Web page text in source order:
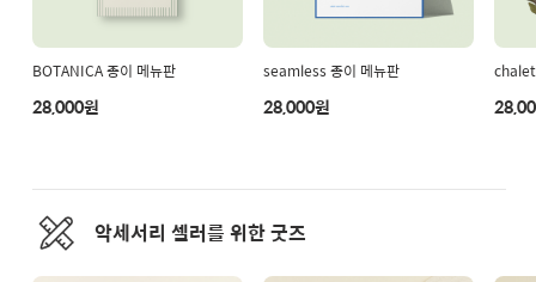
BOTANICA 종이 메뉴판
28,000원
seamless 종이 메뉴판
28,000원
chalet
악세서리 셀러를 위한 굿즈